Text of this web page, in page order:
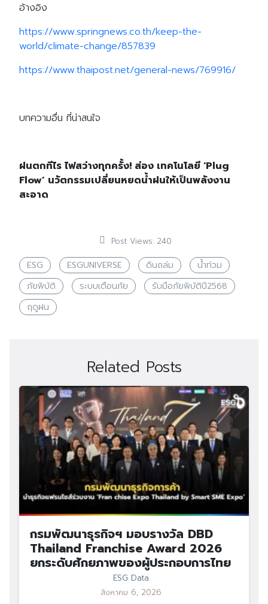
Search
for: Search
อ้างอิง
https://www.springnews.co.th/keep-the-
world/climate-change/857839
https://www.thaipost.net/general-news/769916/
บทความอื่น ที่น่าสนใจ
ฝนตกทีไร ไฟสว่างทุกครั้ง! ส่อง เทคโนโลยี ‘Plug
Flow’ นวัตกรรมเปลี่ยนหยดน้ำฝนให้เป็นพลังงาน
สะอาด
Post Views: 240
ESG ESGUNIVERSE ดินถล่ม
น้ำท่วม
ภัยพิบัติ
ระบบเตือนภัย
รับมือภัยพิบัติปี2568
ฤดูฝน
Related Posts
กรมพัฒนาธุรกิจฯ มอบรางวัล DBD
Thailand Franchise Award 2026
ยกระดับศักยภาพของผู้ประกอบการไทย
ESG Data
สิงหาคม 6, 2026